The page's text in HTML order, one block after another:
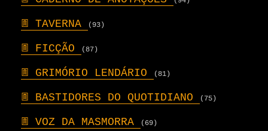
𖣍 TAVERNA (93)
𖣍 FICÇÃO (87)
𖣍 GRIMÓRIO LENDÁRIO (81)
𖣍 BASTIDORES DO QUOTIDIANO (75)
𖣍 VOZ DA MASMORRA (69)